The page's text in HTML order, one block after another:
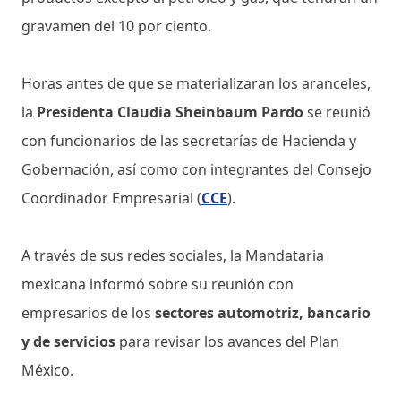
gravamen del 10 por ciento.
Horas antes de que se materializaran los aranceles,
la Presidenta Claudia Sheinbaum Pardose reunió
con funcionarios de las secretarías de Hacienda y
Gobernación, así como con integrantes del Consejo
Coordinador Empresarial (CCE).
A través de sus redes sociales, la Mandataria
mexicana informó sobre su reunión con
empresarios de los sectores automotriz, bancario
y de servicios para revisar los avances del Plan
México.